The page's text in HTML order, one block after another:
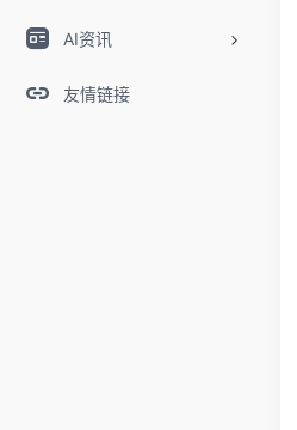
AI资讯
友情链接